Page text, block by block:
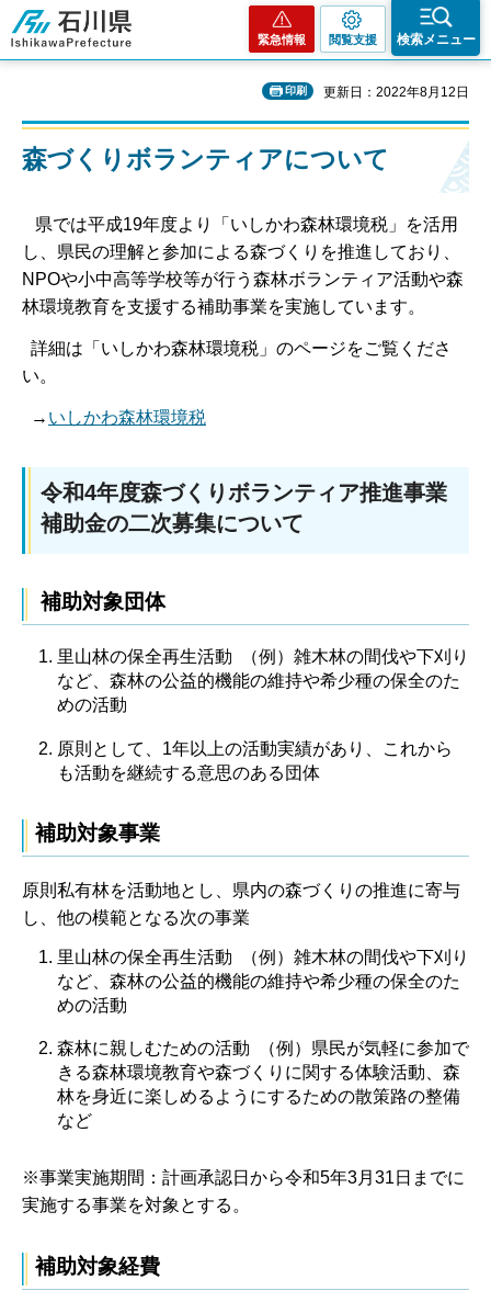
石川県
緊急情報 閲覧支援 検索メニュー
印刷 更新日：2022年8月12日
森づくりボランティアについて
県では平成19年度より「いしかわ森林環境税」を活用
し、県民の理解と参加による森づくりを推進しており、
NPOや小中高等学校等が行う森林ボランティア活動や森
林環境教育を支援する補助事業を実施しています。
詳細は「いしかわ森林環境税」のページをご覧くださ
い。
→ いしかわ森林環境税
令和4年度森づくりボランティア推進事業
補助金の二次募集について
補助対象団体
里山林の保全再生活動 （例）雑木林の間伐や下刈り
など、森林の公益的機能の維持や希少種の保全のた
めの活動
原則として、1年以上の活動実績があり、これから
も活動を継続する意思のある団体
補助対象事業
原則私有林を活動地とし、県内の森づくりの推進に寄与
し、他の模範となる次の事業
里山林の保全再生活動 （例）雑木林の間伐や下刈り
など、森林の公益的機能の維持や希少種の保全のた
めの活動
森林に親しむための活動 （例）県民が気軽に参加で
きる森林環境教育や森づくりに関する体験活動、森
林を身近に楽しめるようにするための散策路の整備
など
※事業実施期間：計画承認日から令和5年3月31日までに
実施する事業を対象とする。
補助対象経費